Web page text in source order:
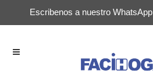
Escribenos a nuestro WhatsApp
Ir
Ir